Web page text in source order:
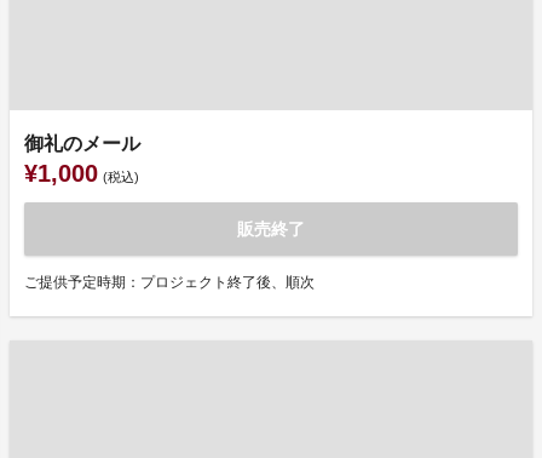
御礼のメール
¥1,000 (税込)
販売終了
ご提供予定時期：プロジェクト終了後、順次